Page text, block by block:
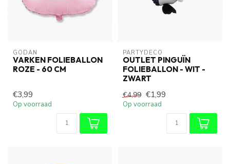
GODAN
VARKEN FOLIEBALLON
ROZE - 60 CM
€3,99
Op voorraad
PARTYDECO
OUTLET PINGUÏN
FOLIEBALLON - WIT -
ZWART
€4,99 €1,99
Op voorraad